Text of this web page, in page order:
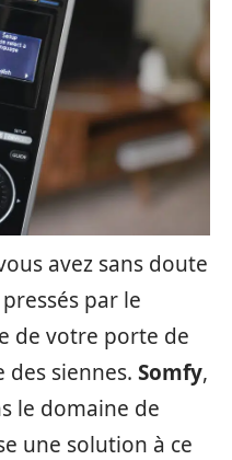
avez sans doute
par le
de votre porte de
des siennes. Somfy,
le domaine de
une solution à ce